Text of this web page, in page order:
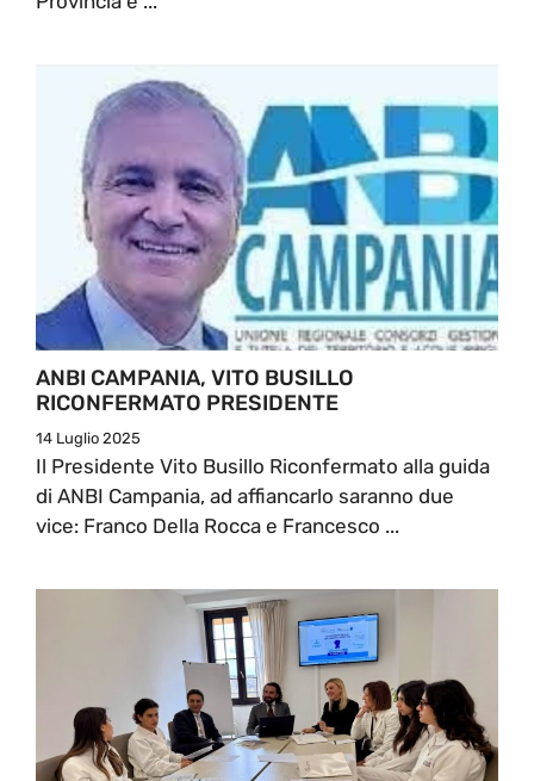
ANBI CAMPANIA, VITO BUSILLO
RICONFERMATO PRESIDENTE
14 Luglio 2025
Il Presidente Vito Busillo Riconfermato alla guida
di ANBI Campania, ad affiancarlo saranno due
vice: Franco Della Rocca e Francesco ...